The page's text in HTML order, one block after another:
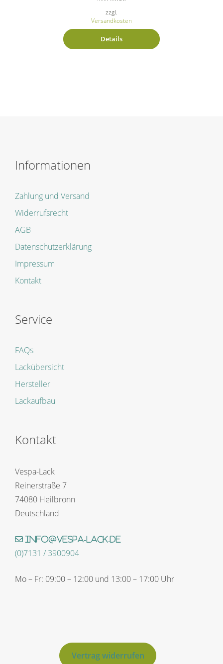
zzgl.
Versandkosten
Details
Informationen
Zahlung und Versand
Widerrufsrecht
AGB
Datenschutzerklärung
Impressum
Kontakt
Service
FAQs
Lackübersicht
Hersteller
Lackaufbau
Kontakt
Vespa-Lack
Reinerstraße 7
74080 Heilbronn
Deutschland
info@vespa-lack.de
(0)7131 / 3900904
Mo – Fr: 09:00 – 12:00 und 13:00 – 17:00 Uhr
Vertrag widerrufen